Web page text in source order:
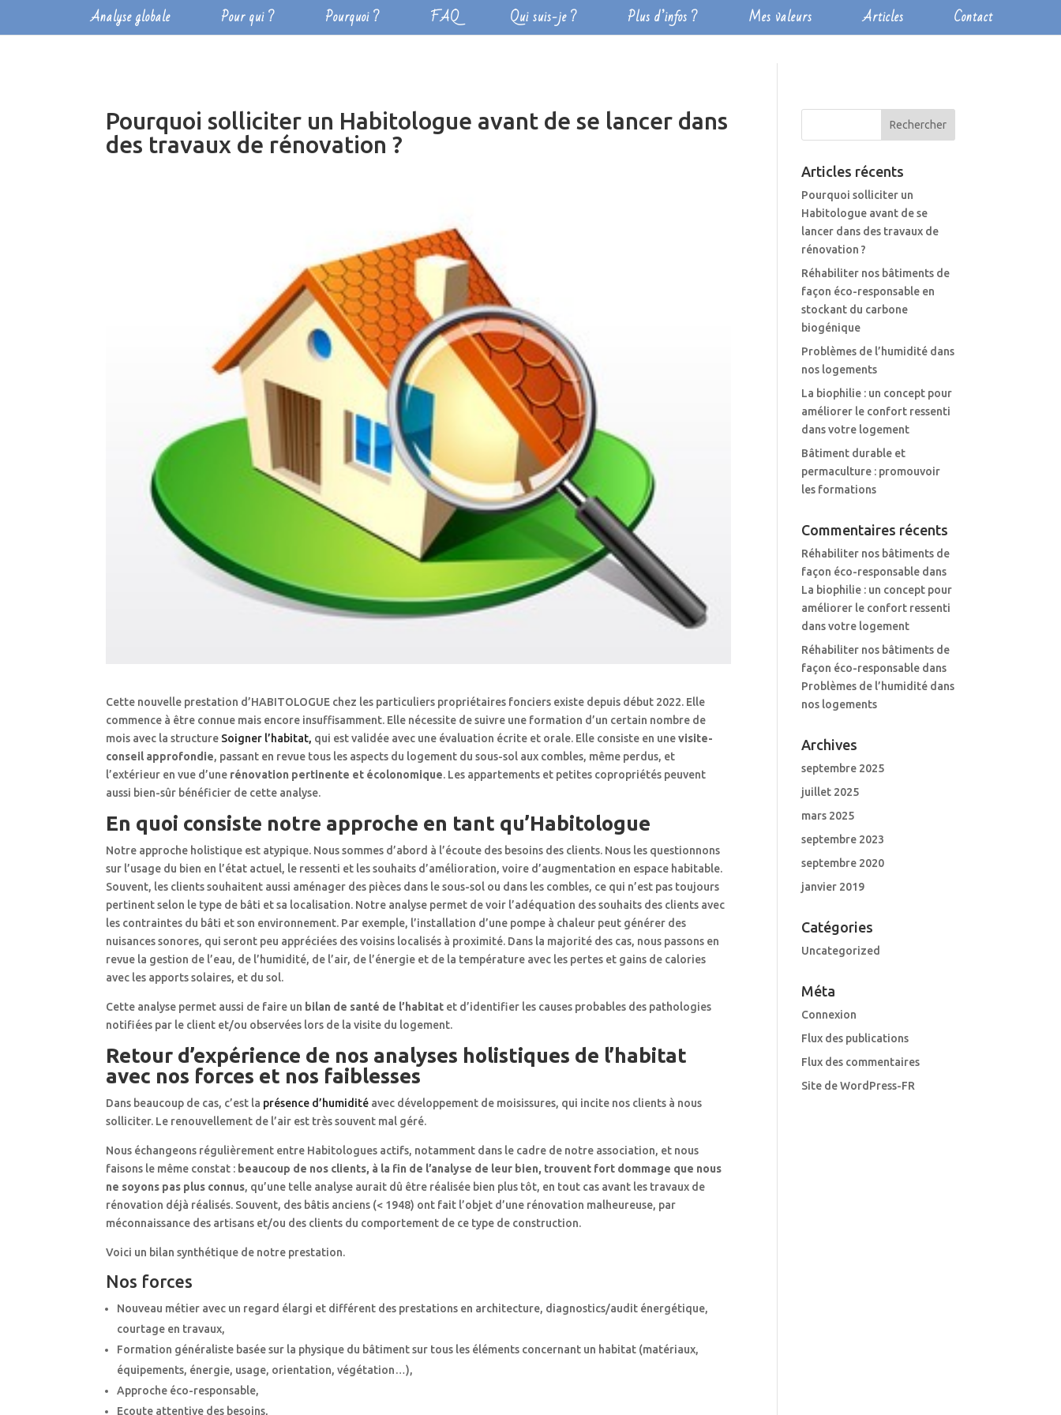
Analyse globale Pour qui ? Pourquoi ? FAQ Qui suis-je ? Plus d’infos ? Mes valeurs Articles Contact
Pourquoi solliciter un Habitologue avant de se lancer dans
des travaux de rénovation ?
Cette nouvelle prestation d’HABITOLOGUE chez les particuliers propriétaires fonciers existe depuis début 2022. Elle
commence à être connue mais encore insuffisamment. Elle nécessite de suivre une formation d’un certain nombre de
mois avec la structure Soigner l’habitat, qui est validée avec une évaluation écrite et orale. Elle consiste en unevisite-
conseil approfondie, passant en revue tous les aspects du logement du sous-sol aux combles, même perdus, et
l’extérieur en vue d’une rénovation pertinente et écolonomique. Les appartements et petites copropriétés peuvent
aussi bien-sûr bénéficier de cette analyse.
En quoi consiste notre approche en tant qu’Habitologue
Notre approche holistique est atypique. Nous sommes d’abord à l’écoute des besoins des clients. Nous les questionnons
sur l’usage du bien en l’état actuel, le ressenti et les souhaits d’amélioration, voire d’augmentation en espace habitable.
Souvent, les clients souhaitent aussi aménager des pièces dans le sous-sol ou dans les combles, ce qui n’est pas toujours
pertinent selon le type de bâti et sa localisation. Notre analyse permet de voir l’adéquation des souhaits des clients avec
les contraintes du bâti et son environnement. Par exemple, l’installation d’une pompe à chaleur peut générer des
nuisances sonores, qui seront peu appréciées des voisins localisés à proximité. Dans la majorité des cas, nous passons en
revue la gestion de l’eau, de l’humidité, de l’air, de l’énergie et de la température avec les pertes et gains de calories
avec les apports solaires, et du sol.
Cette analyse permet aussi de faire un bilan de santé de l’habitat et d’identifier les causes probables des pathologies
notifiées par le client et/ou observées lors de la visite du logement.
Retour d’expérience de nos analyses holistiques de l’habitat
avec nos forces et nos faiblesses
Dans beaucoup de cas, c’est la présence d’humidité avec développement de moisissures, qui incite nos clients à nous
solliciter. Le renouvellement de l’air est très souvent mal géré.
Nous échangeons régulièrement entre Habitologues actifs, notamment dans le cadre de notre association, et nous
faisons le même constat : beaucoup de nos clients, à la fin de l’analyse de leur bien, trouvent fort dommage que nous
ne soyons pas plus connus, qu’une telle analyse aurait dû être réalisée bien plus tôt, en tout cas avant les travaux de
rénovation déjà réalisés. Souvent, des bâtis anciens (< 1948) ont fait l’objet d’une rénovation malheureuse, par
méconnaissance des artisans et/ou des clients du comportement de ce type de construction.
Voici un bilan synthétique de notre prestation.
Nos forces
Nouveau métier avec un regard élargi et différent des prestations en architecture, diagnostics/audit énergétique,
courtage en travaux,
Formation généraliste basée sur la physique du bâtiment sur tous les éléments concernant un habitat (matériaux,
équipements, énergie, usage, orientation, végétation…),
Approche éco-responsable,
Ecoute attentive des besoins,
Articles récents
Pourquoi solliciter un
Habitologue avant de se
lancer dans des travaux de
rénovation ?
Réhabiliter nos bâtiments de
façon éco-responsable en
stockant du carbone
biogénique
Problèmes de l’humidité dans
nos logements
La biophilie : un concept pour
améliorer le confort ressenti
dans votre logement
Bâtiment durable et
permaculture : promouvoir
les formations
Commentaires récents
Réhabiliter nos bâtiments de
façon éco-responsable dans
La biophilie : un concept pour
améliorer le confort ressenti
dans votre logement
Réhabiliter nos bâtiments de
façon éco-responsable dans
Problèmes de l’humidité dans
nos logements
Archives
septembre 2025
juillet 2025
mars 2025
septembre 2023
septembre 2020
janvier 2019
Catégories
Uncategorized
Méta
Connexion
Flux des publications
Flux des commentaires
Site de WordPress-FR